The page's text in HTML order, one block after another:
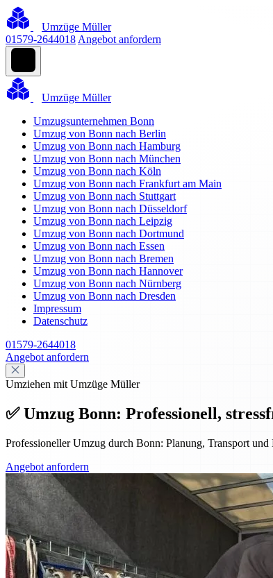
Umzüge Müller
01579-2644018 Angebot anfordern
Umzüge Müller
Umzugsunternehmen Bonn
Umzug von Bonn nach Berlin
Umzug von Bonn nach Hamburg
Umzug von Bonn nach München
Umzug von Bonn nach Köln
Umzug von Bonn nach Frankfurt am Main
Umzug von Bonn nach Stuttgart
Umzug von Bonn nach Düsseldorf
Umzug von Bonn nach Leipzig
Umzug von Bonn nach Dortmund
Umzug von Bonn nach Essen
Umzug von Bonn nach Bremen
Umzug von Bonn nach Hannover
Umzug von Bonn nach Nürnberg
Umzug von Bonn nach Dresden
Impressum
Datenschutz
01579-2644018
Angebot anfordern
Umziehen mit Umzüge Müller
✅ Umzug Bonn: Professionell,
Professioneller Umzug durch Bonn: Planung, Transport
Angebot anfordern